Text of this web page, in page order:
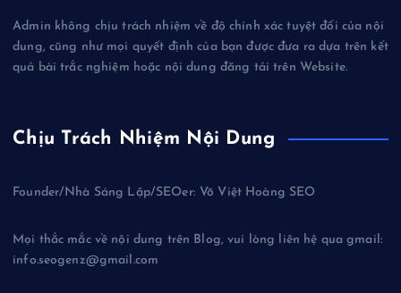
Admin không chịu trách nhiệm về độ chính xác tuyệt đối của nội
dung, cũng như mọi quyết định của bạn được đưa ra dựa trên kết
quả bài trắc nghiệm hoặc nội dung đăng tải trên Website.
Chịu Trách Nhiệm Nội Dung
Founder/Nhà Sáng Lập/SEOer: Võ Việt Hoàng SEO
Mọi thắc mắc về nội dung trên Blog, vui lòng liên hệ qua gmail:
info.seogenz@gmail.com